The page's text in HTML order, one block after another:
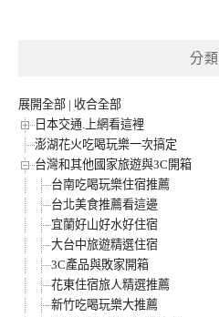
分類
展開全部 | 收合全部
日本交通.上網看這裡
澎湖花火吃喝玩樂一次搞定
台灣和其他國家旅遊與3C開箱
台南吃喝玩樂住宿推薦
台北美食推薦看這邊
宜蘭好山好水好住宿
大台中旅遊精選住宿
3C產品與敗家開箱
花東住宿旅人精選推薦
新竹吃喝玩樂大推薦